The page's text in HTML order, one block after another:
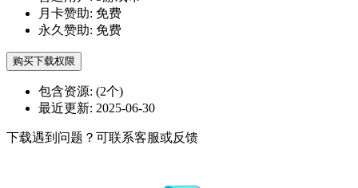
月卡赞助: 免费
永久赞助: 免费
购买下载权限
包含资源: (2个)
最近更新: 2025-06-30
下载遇到问题？可联系客服或反馈